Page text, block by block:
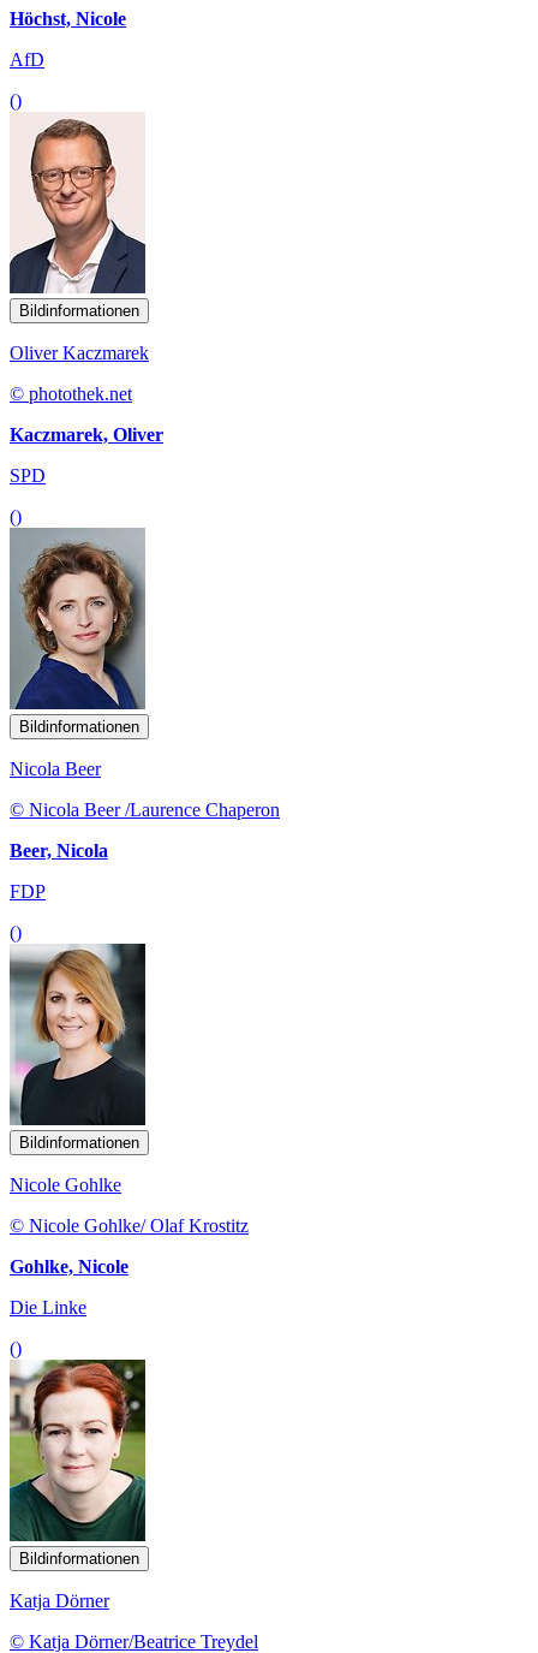
Höchst, Nicole
AfD
()
Bildinformationen
Oliver Kaczmarek
© photothek.net
Kaczmarek, Oliver
SPD
()
Bildinformationen
Nicola Beer
© Nicola Beer /Laurence Chaperon
Beer, Nicola
FDP
()
Bildinformationen
Nicole Gohlke
© Nicole Gohlke/ Olaf Krostitz
Gohlke, Nicole
Die Linke
()
Bildinformationen
Katja Dörner
© Katja Dörner/Beatrice Treydel